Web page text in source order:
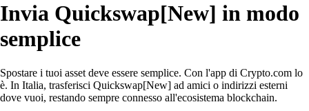
Invia Quickswap[New] in modo
semplice
Spostare i tuoi asset deve essere semplice. Con l'app di Crypto.com lo
è. In Italia, trasferisci Quickswap[New] ad amici o indirizzi esterni
dove vuoi, restando sempre connesso all'ecosistema blockchain.